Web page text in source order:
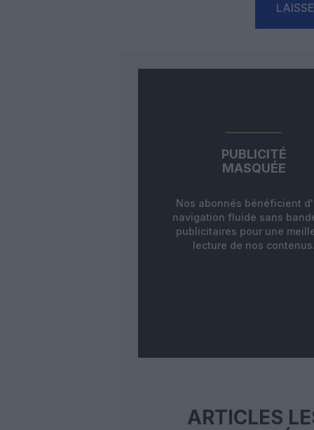
PUBLICITÉ
MASQUÉE
Nos abonnés bénéficient
navigation fluide sans
publicitaires pour une
lecture de nos contenus.
ARTICLES